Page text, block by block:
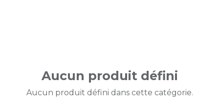
Aucun produit défini
Aucun produit défini dans cette catégorie.